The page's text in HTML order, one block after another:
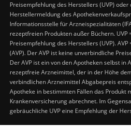
Preisempfehlung des Herstellers (UVP)
Herstellermeldung des
Informationsstelle für Arzneispezialitäten
rezeptfreien Produkten außer Büchern. UVP
Preisempfehlung des Herstellers (UVP).
(AVP). Der AVP ist keine unverbindliche
Der AVP ist ein von den Apotheken selbst in
rezeptfreie Arzneimittel, der in der Höhe
verbindlichen Arzneimittel Abgabepreis
Apotheke in bestimmten Fällen das Produkt
Krankenversicherung abrechnet. Im
gebräuchliche UVP eine Empfehlung der